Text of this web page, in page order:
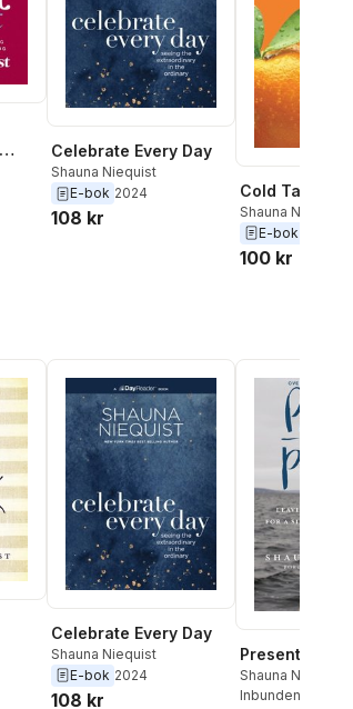
Celebrate Every Day
Shauna Niequist
E-bok 2024
108 kr
Cold
Shauna Niequist
E-bok
100 kr
Celebrate Every Day
Shauna Niequist
E-bok 2024
108 kr
Present Over
Shauna Niequist
Inbunden